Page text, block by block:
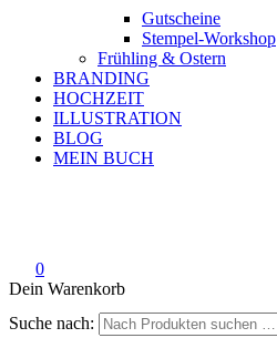
Gutscheine
Stempel-Workshop
Frühling & Ostern
BRANDING
HOCHZEIT
ILLUSTRATION
BLOG
MEIN BUCH
0
Dein Warenkorb
Suche nach: